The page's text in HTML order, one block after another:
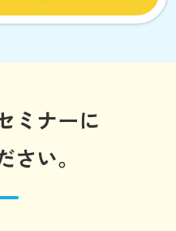
ミナーに
さい。